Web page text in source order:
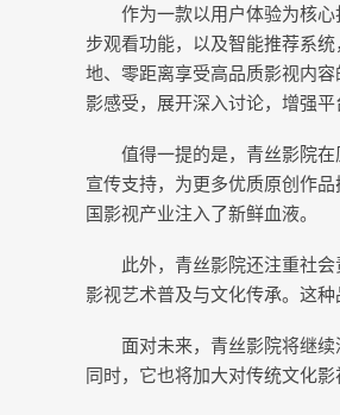
作为一款以用户体验为核
步观看功能，以及智能推荐系
地、零距离享受高品质影视内
影感受，展开深入讨论，增强平
值得一提的是，青丝影院
宣传支持，为更多优质原创作
国影视产业注入了新鲜血液。
此外，青丝影院还注重社
影视艺术普及与文化传承。这
面对未来，青丝影院将继
同时，它也将加大对传统文化